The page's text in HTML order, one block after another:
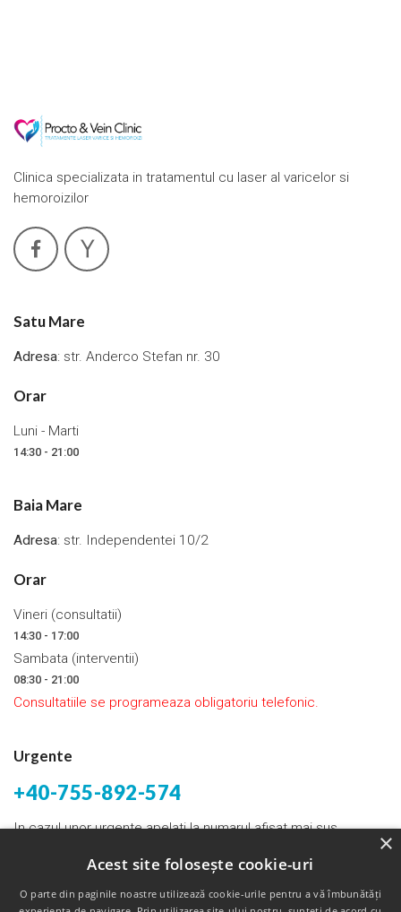
Clinica specializata in tratamentul cu laser al varicelor si
hemoroizilor
Satu Mare
Adresa: str. Anderco Stefan nr. 30
Orar
Luni - Marti
14:30 - 21:00
Baia Mare
Adresa: str. Independentei 10/2
Orar
Vineri (consultatii)
14:30 - 17:00
Sambata (interventii)
08:30 - 21:00
Consultatiile se programeaza obligatoriu telefonic.
Urgente
+40-755-892-574
In cazul unor urgente apelati la numarul afisat mai sus.
bogdantunas@yahoo.com
Acest site folosește cookie-uri
O parte din paginile noastre utilizează cookie-urile pentru a vă îmbunătăți
×